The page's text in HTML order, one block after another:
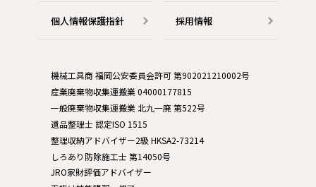
個人情報保護指針 採用情報
機械工具商 福岡公安委員会許可 第902021210002号
産業廃棄物収集運搬業 04000177815
一般廃棄物収集運搬業 北九一廃 第522号
遺品整理士 認定ISO 1515
整理収納アドバイザー2級 HKSA2-73214
しろあり防除施工士 第14050号
JRO家財評価アドバイザー